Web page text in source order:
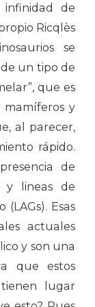
infinidad de
Ricqlès
se
un tipo de
que es
y
al parecer,
rápido.
de
y lineas de
Esas
actuales
y son una
que estos
lugar